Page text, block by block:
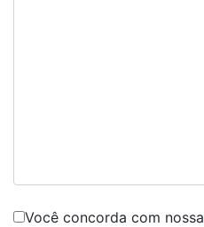
Você concorda com nossa